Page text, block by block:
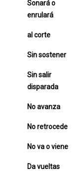
Sonará o
enrulará
al corte
Sin sostener
Sin salir
disparada
No avanza
No retrocede
No va o viene
Da vueltas